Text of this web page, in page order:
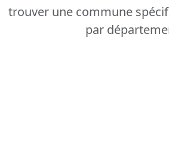
trouver une commune
par